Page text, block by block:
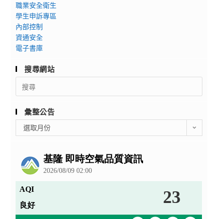
職業安全衛生
學生申訴專區
內部控制
資通安全
電子書庫
搜尋網站
Search
for:
彙整公告
整
選取月份